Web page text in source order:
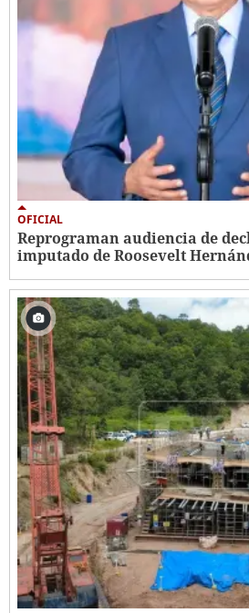
OFICIAL
Reprograman audiencia de
imputado de Roosevelt